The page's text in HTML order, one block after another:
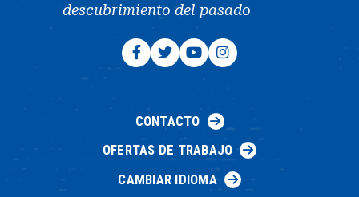
descubrimiento del pasado
CONTACTO
OFERTAS DE TRABAJO
CAMBIAR IDIOMA